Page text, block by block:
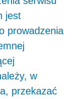
jest
prowadzenia
w
przekazać